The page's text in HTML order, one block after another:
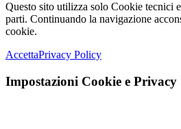
Questo sito utilizza solo Cookie tecnici
parti. Continuando la navigazione
cookie.
AccettaPrivacy Policy
Impostazioni Cookie e Privacy